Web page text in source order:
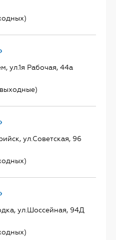
ул.1я Рабочая, 44а
ул.Советская, 96
ул.Шоссейная, 94Д